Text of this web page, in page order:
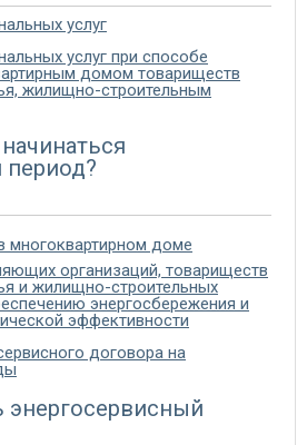
услуг
услуг при способе
домом товариществ
жилищно-строительным
многоквартирном доме
организаций, товариществ
и жилищно-строительных
энергосбережения и
эффективности
договора на
энергосервисный